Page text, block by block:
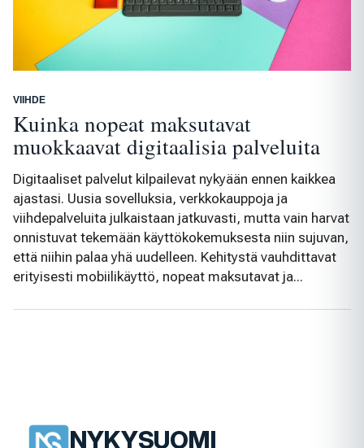
VIIHDE
Kuinka nopeat maksutavat
muokkaavat digitaalisia palveluita
Digitaaliset palvelut kilpailevat nykyään ennen kaikkea
ajastasi. Uusia sovelluksia, verkkokauppoja ja
viihdepalveluita julkaistaan jatkuvasti, mutta vain harvat
onnistuvat tekemään käyttökokemuksesta niin sujuvan,
että niihin palaa yhä uudelleen. Kehitystä vauhdittavat
erityisesti mobiilikäyttö, nopeat maksutavat ja...
NYKYSUOMI